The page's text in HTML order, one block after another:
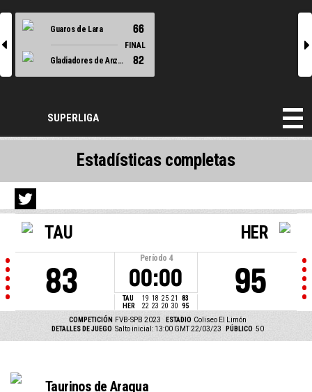
l
Guaros de Lara 66
FINAL
Gladiadores de Anzoategui
82
r
SUPERLIGA
TAU
83
Período 4
00:00
TAU 19 18 25 21
83
HER
22 23 20 30 95
HER
95
COMPETICIÓN FVB-SPB 2023 ESTADIO Coliseo El Limón
DETALLES DE JUEGO Salto inicial: 13:00 GMT 22/03/23 PÚBLICO 50
Estadísticas completas
Taurinos de Aragua